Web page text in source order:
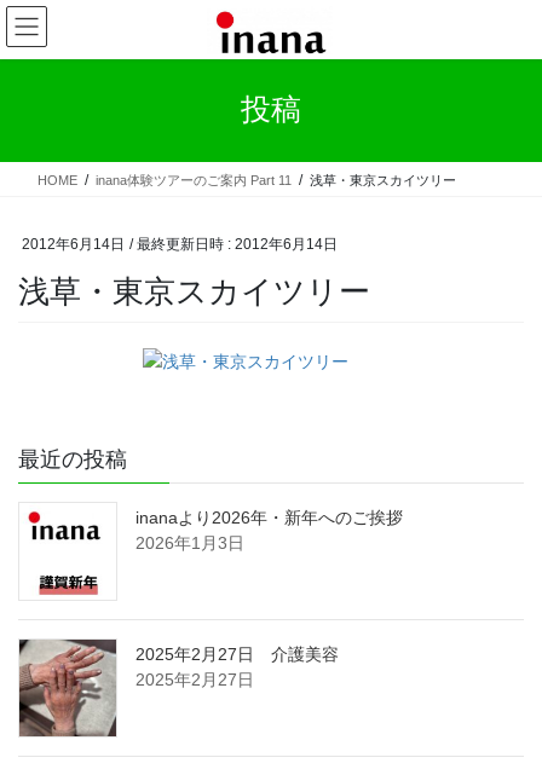
コ
ン
テ
ス
ナ
ビ
ゲ
ン
投稿
HOME inana体験ツアーのご案内 Part 11 浅草・東京スカイツリー
2012年6月14日 / 最終更新日時 : 2012年6月14日
浅草・東京スカイツリー
最近の投稿
inanaより2026年・新年へのご挨拶
2026年1月3日
2025年2月27日 介護美容
2025年2月27日